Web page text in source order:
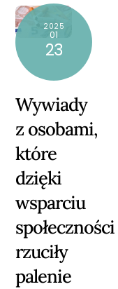
Skip
content
2025
01
23
Wywiady
z osobami,
które
dzięki
wsparciu
społeczności
rzuciły
palenie